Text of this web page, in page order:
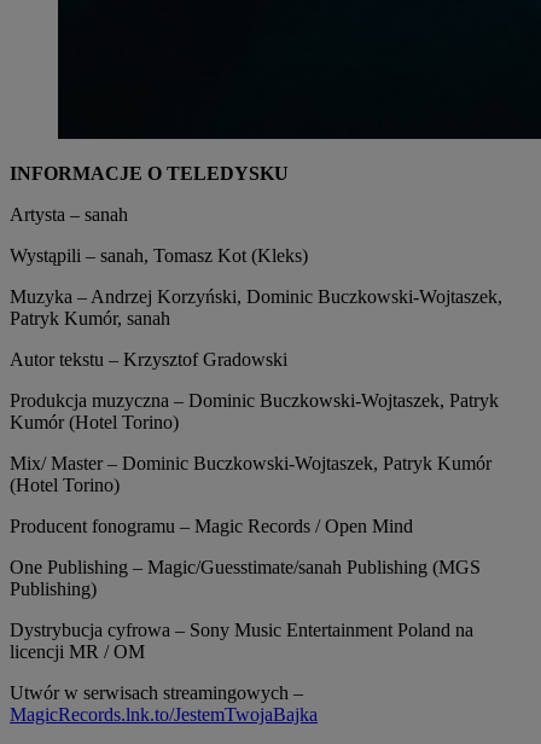
INFORMACJE O TELEDYSKU
Artysta – sanah
Wystąpili – sanah, Tomasz Kot (Kleks)
Muzyka – Andrzej Korzyński, Dominic Buczkowski-Wojtaszek,
Patryk Kumór, sanah
Autor tekstu – Krzysztof Gradowski
Produkcja muzyczna – Dominic Buczkowski-Wojtaszek, Patryk
Kumór (Hotel Torino)
Mix/ Master – Dominic Buczkowski-Wojtaszek, Patryk Kumór
(Hotel Torino)
Producent fonogramu – Magic Records / Open Mind
One Publishing – Magic/Guesstimate/sanah Publishing (MGS
Publishing)
Dystrybucja cyfrowa – Sony Music Entertainment Poland na
licencji MR / OM
Utwór w serwisach streamingowych –
MagicRecords.lnk.to/JestemTwojaBajka